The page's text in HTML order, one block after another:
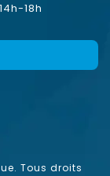
18h
Tous droits